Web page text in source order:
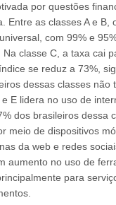
por questões
Entre as classes A e B,
com 99% e
Na classe C, a taxa cai
se reduz a 73%,
dessas classes não
E lidera no uso de
dos brasileiros dessa
meio de dispositivos
da web e redes
aumento no uso de
para